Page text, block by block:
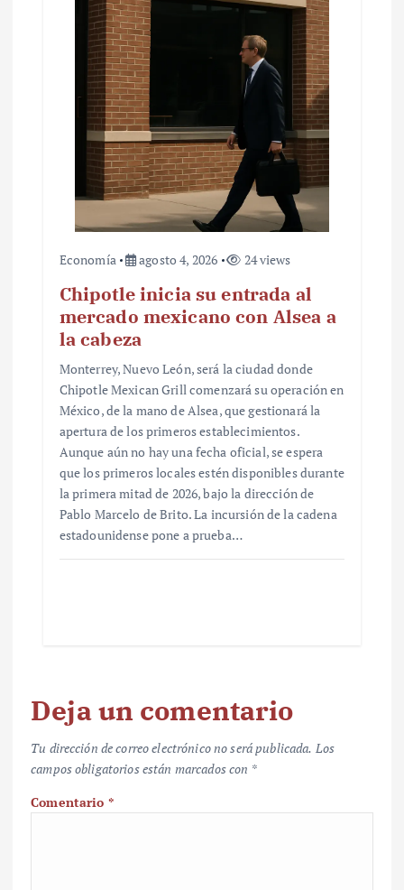
Economía agosto 4, 2026 24 views
Chipotle inicia su entrada al
mercado mexicano con Alsea a
la cabeza
Monterrey, Nuevo León, será la ciudad donde
Chipotle Mexican Grill comenzará su operación en
México, de la mano de Alsea, que gestionará la
apertura de los primeros establecimientos.
Aunque aún no hay una fecha oficial, se espera
que los primeros locales estén disponibles durante
la primera mitad de 2026, bajo la dirección de
Pablo Marcelo de Brito. La incursión de la cadena
estadounidense pone a prueba…
Deja un comentario
Tu dirección de correo electrónico no será publicada. Los
campos obligatorios están marcados con *
Comentario *